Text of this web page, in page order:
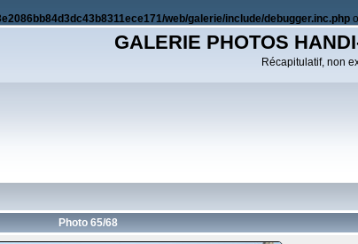
web/galerie/include/debugger.inc.php
GALERIE PHOTOS
Récapitulatif, non
Photo 65/68